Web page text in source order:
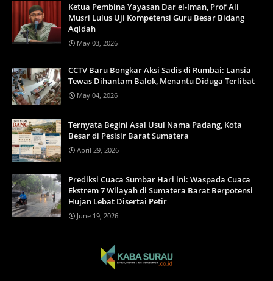
Ketua Pembina Yayasan Dar el-Iman, Prof Ali
Musri Lulus Uji Kompetensi Guru Besar Bidang
Aqidah
May 03, 2026
CCTV Baru Bongkar Aksi Sadis di Rumbai: Lansia
Tewas Dihantam Balok, Menantu Diduga Terlibat
May 04, 2026
Ternyata Begini Asal Usul Nama Padang, Kota
Besar di Pesisir Barat Sumatera
April 29, 2026
Prediksi Cuaca Sumbar Hari ini: Waspada Cuaca
Ekstrem 7 Wilayah di Sumatera Barat Berpotensi
Hujan Lebat Disertai Petir
June 19, 2026